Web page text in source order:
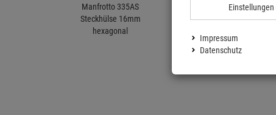
Impressum
Datenschutz